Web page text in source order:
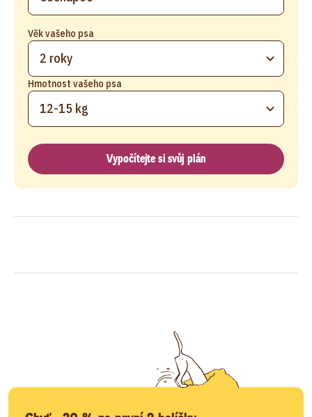
Věk vašeho psa
2 roky
Hmotnost vašeho psa
12-15 kg
Vypočítejte si svůj plán